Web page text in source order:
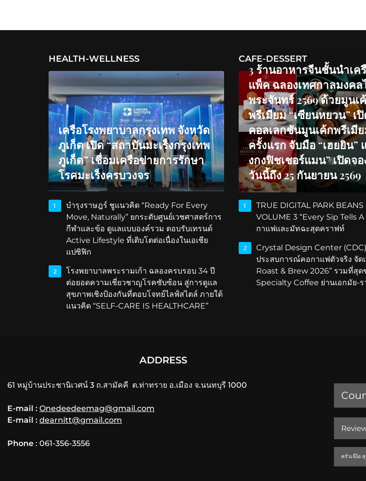
HEALTH-WELLNESS
เครือโรงพยาบาลกรุงเทพ จังหวัด
ภูเก็ต เปิด “สถาบันมะเร็งกรุงเทพ
ภูเก็ต” เชื่อมเครือข่ายการรักษา
โรคมะเร็งครบวงจร
1
บำรุงราษฎร์ ชูแนวคิด “Ready For Every
Move, Naturally” ยกระดับศูนย์เวชศาสตร์การ
กีฬาและข้อ ดูแลแบบองค์รวม ตอบรับเทรนด์
Active Lifestyle ที่เติบโตต่อเนื่องในเอเชีย
แปซิฟิก
2
โรงพยาบาลพระรามเก้า ฉลองครบรอบ 34 ปี
ต่อยอดความเชี่ยวชาญโรคซับซ้อน สู่การดูแล
สุขภาพเชิงป้องกันที่ตอบโจทย์ไลฟ์สไตล์ ภายใต้
แนวคิด “SELF-CARE IS HEALTHCARE”
CAFE-DESSERT
3 ร้านอาหารจีนชั้นนำเค
แพ็ค ฉลองเทศกาลมงคล
พระจันทร์ 2569 ด้วยมูนเ
พรีเมียม “เซียนหยวน” เ
คอลเลกชันมูนเค้กพรีเมี
ครั้งแรก จับมือ “เฮยยิน”
งกงฟิชเชอร์แมน” เปิดจ
วันนี้ถึง 25 กันยายน 2569
1
TRUE DIGITAL PARK
VOLUME 3 “Every Sip Tells
กาแฟและมัทฉะสุดคราฟท์
2
Crystal Design Center
ประสบการณ์คอกาแฟตัวจริง จัด
Roast & Brew 2026” รวมที่สุด
Specialty Coffee ย่านเอกมัย-
ADDRESS
61 หมู่บ้านประชานิเวศน์ 3 ถ.สามัคคี ต.ท่าทราย อ.เมือง จ.นนทบุรี 1000
E-mail : Onedeedeemag@gmail.com
E-mail : dearnitt@gmail.com
Phone : 061-356-3556
ครัวเจ๊ง้อ